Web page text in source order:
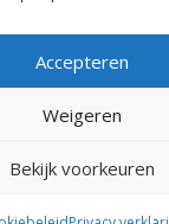
Accepteren
Weigeren
Bekijk voorkeuren
JoSiJo / Joost van